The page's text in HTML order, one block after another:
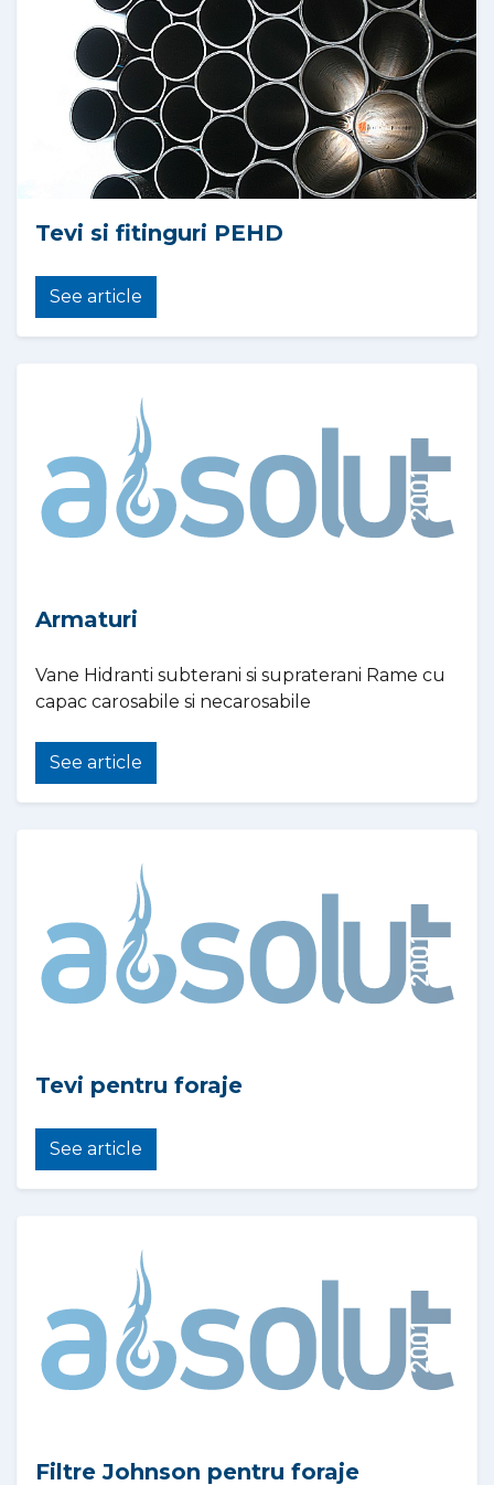
Tevi si fitinguri PEHD
See article
Armaturi
Vane Hidranti subterani si supraterani Rame cu
capac carosabile si necarosabile
See article
Tevi pentru foraje
See article
Filtre Johnson pentru foraje